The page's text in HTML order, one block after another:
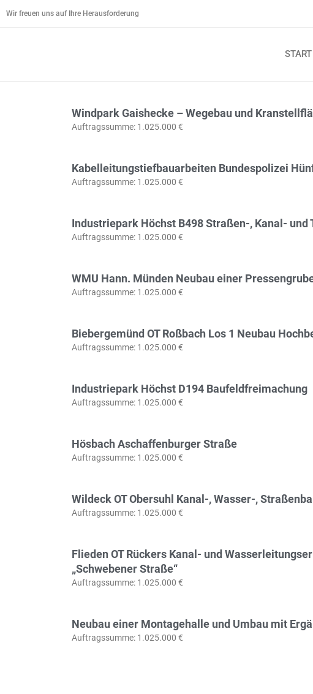
Wir freuen uns auf Ihre Herausforderung
START
Windpark Gaishecke – Wegebau und
Auftragssumme: 1.025.000 €
Kabelleitungstiefbauarbeiten Bundespolizei
Auftragssumme: 1.025.000 €
Industriepark Höchst B498 Straßen-, Kanal- und
Auftragssumme: 1.025.000 €
WMU Hann. Münden Neubau einer
Auftragssumme: 1.025.000 €
Biebergemünd OT Roßbach Los 1 Neubau
Auftragssumme: 1.025.000 €
Industriepark Höchst D194 Baufeldfreimachung
Auftragssumme: 1.025.000 €
Hösbach Aschaffenburger Straße
Auftragssumme: 1.025.000 €
Wildeck OT Obersuhl Kanal-, Wasser-,
Auftragssumme: 1.025.000 €
Flieden OT Rückers Kanal- und
„Schwebener Straße“
Auftragssumme: 1.025.000 €
Neubau einer Montagehalle und Umbau mit
Auftragssumme: 1.025.000 €